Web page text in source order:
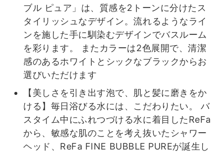
ブル ピュア」は、質感を2トーンに分けたス
タイリッシュなデザイン。流れるようなライ
ンを施した手に馴染むデザインでバスルーム
を彩ります。 またカラーは2色展開で、清潔
感のあるホワイトとシックなブラックからお
選びいただけます
【美しさを引き出す泡で、肌と髪に磨きをか
ける】毎日浴びる水には、こだわりたい。 バ
スタイム中にふれつづける水に着目したReFa
から、敏感な肌のことを考え抜いたシャワー
ヘッド、ReFa FINE BUBBLE PUREが誕生し